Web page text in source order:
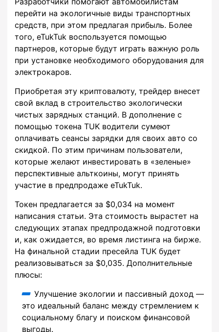
перейти на экологичные виды транспортных
средств, при этом предлагая прибыль. Более
того, eTukTuk воспользуется помощью
партнеров, которые будут играть важную роль
при установке необходимого оборудования для
электрокаров.
Приобретая эту криптовалюту, трейдер внесет
свой вклад в строительство экологически
чистых зарядных станций. В дополнение с
помощью токена TUK водители сумеют
оплачивать сеансы зарядки для своих авто со
скидкой. По этим причинам пользователи,
которые желают инвестировать в «зеленые»
перспективные альткоины, могут принять
участие в предпродаже eTukTuk.
Токен предлагается за $0,034 на момент
написания статьи. Эта стоимость вырастет на
следующих этапах предпродажной подготовки
и, как ожидается, во время листинга на бирже.
На финальной стадии пресейла TUK будет
реализовываться за $0,035. Дополнительные
плюсы:
Улучшение экологии и пассивный доход —
это идеальный баланс между стремлением к
социальному благу и поиском финансовой
выгоды.